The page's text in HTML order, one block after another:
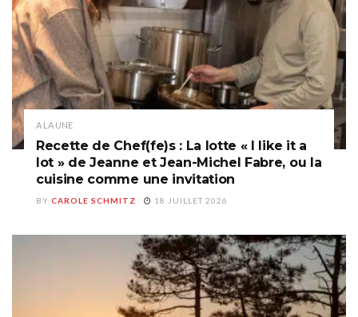
A LA UNE
Recette de Chef(fe)s : La lotte « I like it a
lot » de Jeanne et Jean-Michel Fabre, ou la
cuisine comme une invitation
BY CAROLE SCHMITZ 18 JUILLET 2026